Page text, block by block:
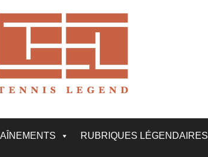
RUBRIQUES LÉGENDAIRES